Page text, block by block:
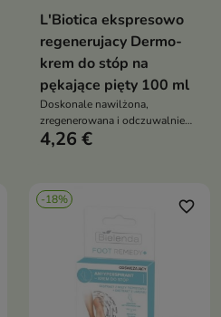
L'Biotica ekspresowo
regenerujacy Dermo-
krem do stóp na
pękające pięty 100 ml
Doskonale nawilżona,
zregenerowana i odczuwalnie
gładsza skóra stóp już po
4,26 €
-18% favorite_border